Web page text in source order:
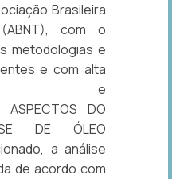
Brasileira
com o
metodologias e
e com alta
e
ASPECTOS DO
DE ÓLEO
a análise
de acordo com